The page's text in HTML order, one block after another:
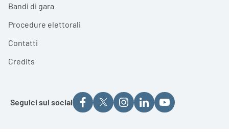
Bandi di gara
Procedure elettorali
Contatti
Credits
Seguici sui social